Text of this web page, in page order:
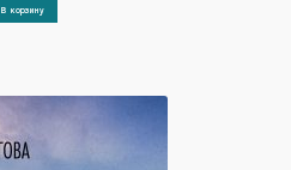
В корзину